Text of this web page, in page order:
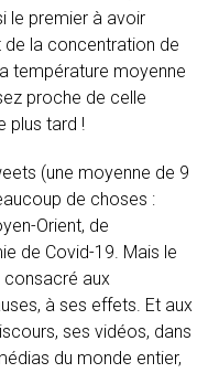
le premier à avoir
de la concentration de
température moyenne
proche de celle
plus tard !
(une moyenne de 9
de choses :
Orient, de
de Covid-19. Mais le
consacré aux
à ses effets. Et aux
ses vidéos, dans
du monde entier,